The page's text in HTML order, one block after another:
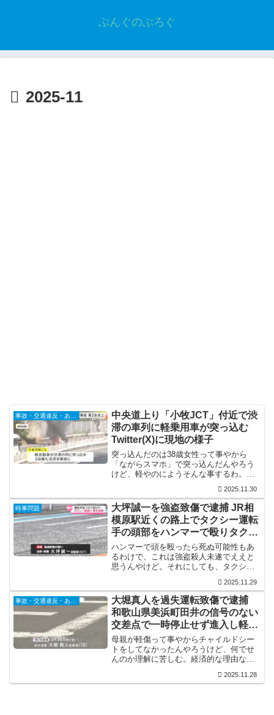
ぶんぐのぶろぐ
2025-11
中央道上り「小牧JCT」付近で渋
滞の車列に軽乗用車が突っ込む
Twitter(X)に現地の様子
突っ込んだのは38歳女性って事やから
「ながらスマホ」で突っ込んだんやろう
けど、軽やのにようそんな事するわ。軽
いのに…それにしても、雪かと思ったら
消火剤ですか。
2025.11.30
時事問題
大坪誠一を強盗致傷で逮捕 JR相
模原駅近くの路上でタクシー運転
手の頭部をハンマーで殴りタクシ
ーを奪う
ハンマーで頭を殴ったら死ぬ可能性もあ
るわけで、これは強盗殺人未遂でええと
思うんやけど。それにしても、タクシー
シュレスも進んでるから狙ってもせいぜ
い数千円～数万円しか取れんのにねぇ。
まぁ、こういう事が出来るオツムの奴に
そんな事を言うても理解に出来んのやろ
うけど。
2025.11.29
大堀真人を過失運転致傷で逮捕
和歌山県美浜町田井の信号のない
交差点で一時停止せず進入し軽乗
用車と衝突 小林夢利愛ちゃんが
投げ出され死亡
母親が軽傷って事やからチャイルドシー
トをしてなかったんやろうけど、何でせ
んのか理解に苦しむ。経済的な理由なら
ら、それを利用すればええだけの事やし
2025.11.28